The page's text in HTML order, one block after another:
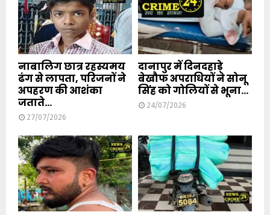
नाबालिग छात्र रहस्यमय
ढंग से लापता, परिजनों ने
अपहरण की आशंका
जताते...
27/07/2026
दानापुर में दिनदहाड़े
बेखौफ अपराधियों ने सोनू
सिंह को गोलियों से भूना...
24/07/2026